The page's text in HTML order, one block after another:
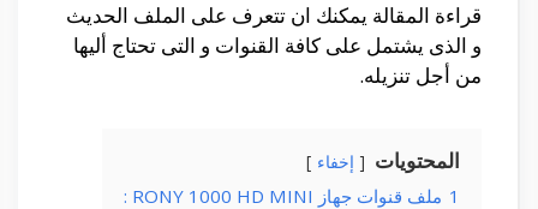
قراءة المقالة يمكنك ان تتعرف على الملف الحديث
و الذى يشتمل على كافة القنوات و التى تحتاج أليها
من أجل تنزيله.
المحتويات إخفاء
1 ملف قنوات جهاز RONY 1000 HD MINI :